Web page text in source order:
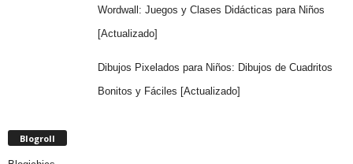
Wordwall: Juegos y Clases Didácticas para Niños
[Actualizado]
Dibujos Pixelados para Niños: Dibujos de Cuadritos
Bonitos y Fáciles [Actualizado]
Blogroll